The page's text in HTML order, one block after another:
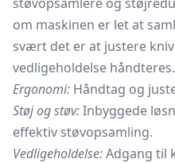
om maskinen er let at
svært det er at justere
vedligeholdelse håndteres.
Ergonomi: Håndtag og
Støj og støv:Inbyggede
effektiv støvopsamling.
Vedligeholdelse:Adgang til